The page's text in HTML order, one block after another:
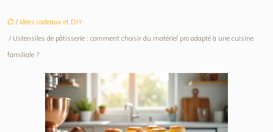
/ Idées cadeaux et DIY
/ Ustensiles de pâtisserie : comment choisir du matériel pro adapté à une cuisine
familiale ?